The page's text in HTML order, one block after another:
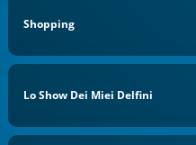
Shopping
Lo Show Dei Miei Delfini